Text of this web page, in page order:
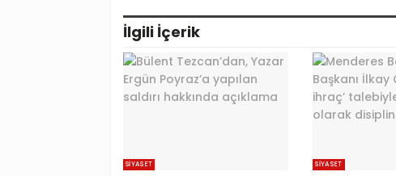
İlgili İçerik
SIYASET SIYASET